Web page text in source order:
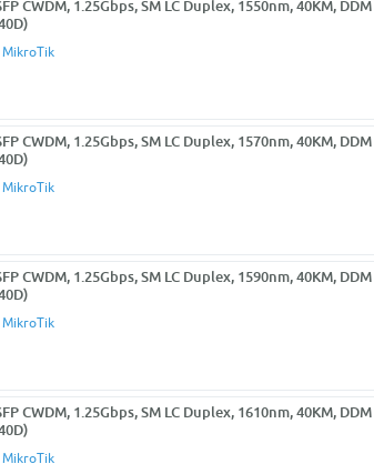
CWDM, 1.25Gbps, SM LC Duplex, 1550nm, 40KM, DDM
MikroTik
CWDM, 1.25Gbps, SM LC Duplex, 1570nm, 40KM, DDM
MikroTik
CWDM, 1.25Gbps, SM LC Duplex, 1590nm, 40KM, DDM
MikroTik
CWDM, 1.25Gbps, SM LC Duplex, 1610nm, 40KM, DDM
MikroTik